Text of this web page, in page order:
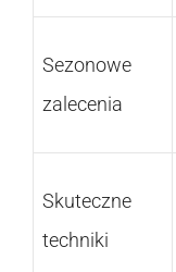
Sezonowe
zalecenia
Skuteczne
techniki